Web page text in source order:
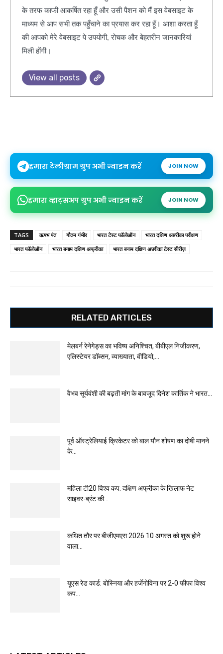
के तरफ काफी आकर्षित रहा हूँ और उसी पैशन को मैं इस वेबसाइट के
माध्यम से आप सभी तक पहुँचाने का प्रयास कर रहा हूँ। आशा करता हूँ
की आपको मेरे वेबसाइट पे उपयोगी, रोचक और बेहतरीन जानकारियां
मिली होंगी।
View all posts
हमारा टेलीग्राम ग्रुप अभी ज्वाइन करें JOIN NOW
हमारा व्हाट्सअप ग्रुप अभी ज्वाइन करें JOIN NOW
TAGS ऋषभ पंत गौतम गंभीर भारत टेस्ट फॉलोऑन
भारत दक्षिण अफ़्रीका परीक्षण
भारत फॉलोऑन
भारत बनाम दक्षिण अफ्रीका भारत बनाम दक्षिण अफ़्रीका टेस्ट सीरीज़
RELATED ARTICLES
मेलबर्न रेनेगेड्स का भविष्य अनिश्चित, बीबीएल निजीकरण,
एलिस्टेयर डॉब्सन, व्याख्याता, वीडियो,...
वैभव सूर्यवंशी की बढ़ती मांग के बावजूद दिनेश कार्तिक ने भारत...
पूर्व ऑस्ट्रेलियाई क्रिकेटर को बाल यौन शोषण का दोषी मानने
के...
महिला टी20 विश्व कप: दक्षिण अफ्रीका के खिलाफ नेट
साइवर-ब्रंट की...
कथित तौर पर बीजीएमएस 2026 10 अगस्त को शुरू होने
वाला...
यूएस रेड कार्ड: बोस्निया और हर्जेगोविना पर 2-0 फीफा विश्व
कप...